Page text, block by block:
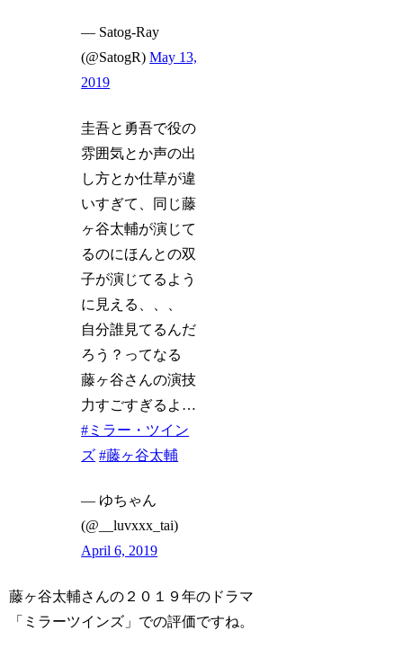
— Satog-Ray
(@SatogR)May 13,
2019
圭吾と勇吾で役の
雰囲気とか声の出
し方とか仕草が違
いすぎて、同じ藤
ヶ谷太輔が演じて
るのにほんとの双
子が演じてるよう
に見える、、、
自分誰見てるんだ
ろう？ってなる
藤ヶ谷さんの演技
力すごすぎるよ…
#ミラー・ツイン
ズ #藤ヶ谷太輔
— ゆちゃん
(@__luvxxx_tai)
April 6, 2019
藤ヶ谷太輔さんの２０１９年のドラマ
「ミラーツインズ」での評価ですね。